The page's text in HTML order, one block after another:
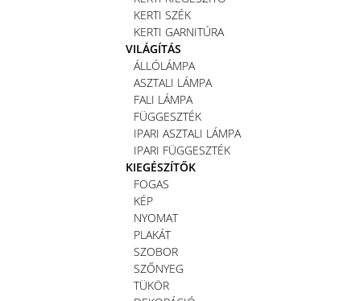
KERTI SZÉK
KERTI GARNITÚRA
VILÁGÍTÁS
ÁLLÓLÁMPA
ASZTALI LÁMPA
FALI LÁMPA
FÜGGESZTÉK
IPARI ASZTALI LÁMPA
IPARI FÜGGESZTÉK
KIEGÉSZÍTŐK
FOGAS
KÉP
NYOMAT
PLAKÁT
SZOBOR
SZŐNYEG
TÜKÖR